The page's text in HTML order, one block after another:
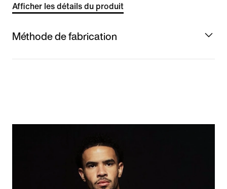
Afficher les détails du produit
Méthode de fabrication